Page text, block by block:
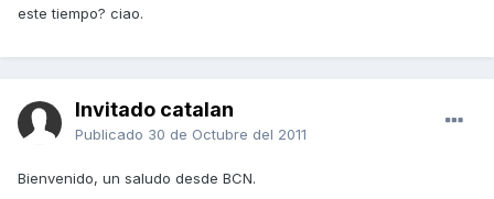
este tiempo? ciao.
Invitado catalan
Publicado 30 de Octubre del 2011
Bienvenido, un saludo desde BCN.